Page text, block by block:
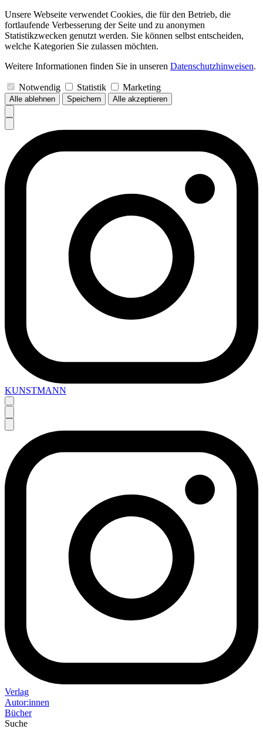
Unsere Webseite verwendet Cookies, die für den Betrieb, die
fortlaufende Verbesserung der Seite und zu anonymen
Statistikzwecken genutzt werden. Sie können selbst entscheiden,
welche Kategorien Sie zulassen möchten.
Weitere Informationen finden Sie in unseren Datenschutzhinweisen.
Notwendig Statistik Marketing
Alle ablehnen Speichern Alle akzeptieren
KUNSTMANN
Verlag
Autor:innen
Bücher
Suche